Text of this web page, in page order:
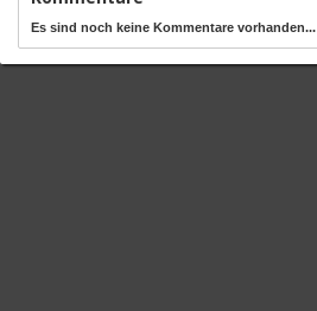
Es sind noch keine Kommentare vorhanden...